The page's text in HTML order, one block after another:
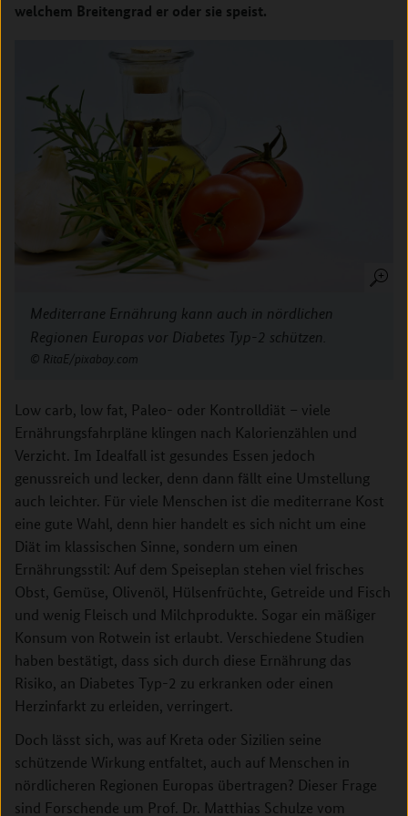
welchem Breitengrad er oder sie speist.
Mediterrane Ernährung kann auch in nördlichen
Regionen Europas vor Diabetes Typ-2 schützen.
RitaE/pixabay.com
Low carb, low fat, Paleo- oder Kontrolldiät – viele
Ernährungsfahrpläne klingen nach Kalorienzählen und
Verzicht. Im Idealfall ist gesundes Essen jedoch
genussreich und lecker, denn dann fällt eine Umstellung
auch leichter. Für viele Menschen ist die mediterrane Kost
eine gute Wahl, denn hier handelt es sich nicht um eine
Diät im klassischen Sinne, sondern um einen
Ernährungsstil: Auf dem Speiseplan stehen viel frisches
Obst, Gemüse, Olivenöl, Hülsenfrüchte, Getreide und Fisch
und wenig Fleisch und Milchprodukte. Sogar ein mäßiger
Konsum von Rotwein ist erlaubt. Verschiedene Studien
haben bestätigt, dass sich durch diese Ernährung das
Risiko, an Diabetes Typ-2 zu erkranken oder einen
Herzinfarkt zu erleiden, verringert.
Doch lässt sich, was auf Kreta oder Sizilien seine
schützende Wirkung entfaltet, auch auf Menschen in
nördlicheren Regionen Europas übertragen? Dieser Frage
sind Forschende um Prof. Dr. Matthias Schulze vom